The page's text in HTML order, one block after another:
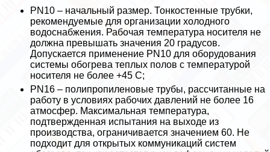
PN10 – начальный размер. Тонкостенные трубки,
рекомендуемые для организации холодного
водоснабжения. Рабочая температура носителя не
должна превышать значения 20 градусов.
Допускается применение PN10 для оборудования
системы обогрева теплых полов с температурой
носителя не более +45 C;
PN16 – полипропиленовые трубы, рассчитанные на
работу в условиях рабочих давлений не более 16
атмосфер. Максимальная температура,
подтвержденная испытания на выходе из
производства, ограничивается значением 60. Не
подходит для открытых коммуникаций систем